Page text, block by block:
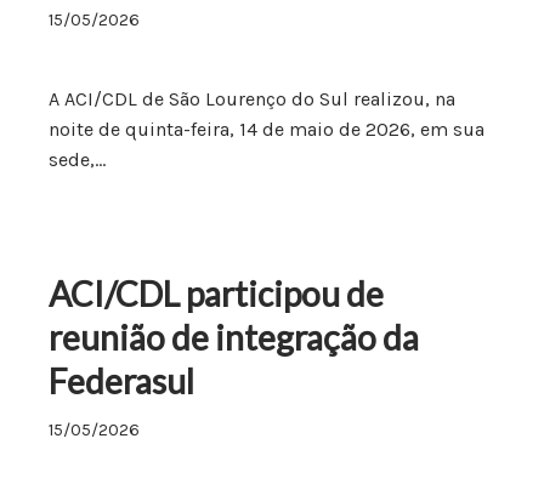
15/05/2026
A ACI/CDL de São Lourenço do Sul realizou, na
noite de quinta-feira, 14 de maio de 2026, em sua
sede,…
ACI/CDL participou de
reunião de integração da
Federasul
15/05/2026